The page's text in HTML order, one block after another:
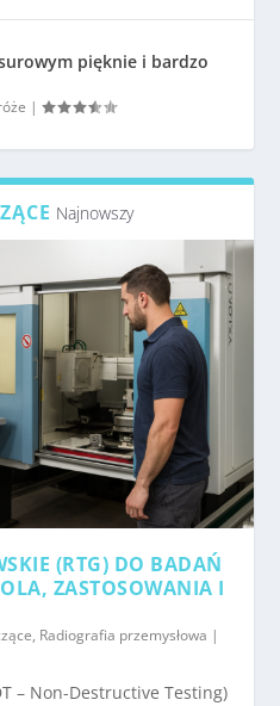
pięknie i bardzo
|
Najnowszy
(RTG) DO BADAŃ
ZASTOSOWANIA I
, Radiografia przemysłowa |
– Non-Destructive Testing)